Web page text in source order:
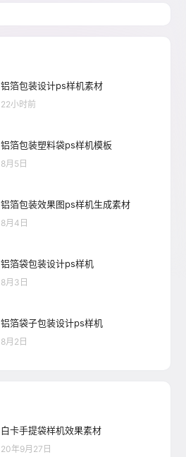
铝箔包装设计ps样机素材
22小时前
铝箔包装塑料袋ps样机模板
8月5日
铝箔包装效果图ps样机生成素材
8月4日
铝箔袋包装设计ps样机
8月3日
铝箔袋子包装设计ps样机
8月2日
白卡手提袋样机效果素材
20年9月27日